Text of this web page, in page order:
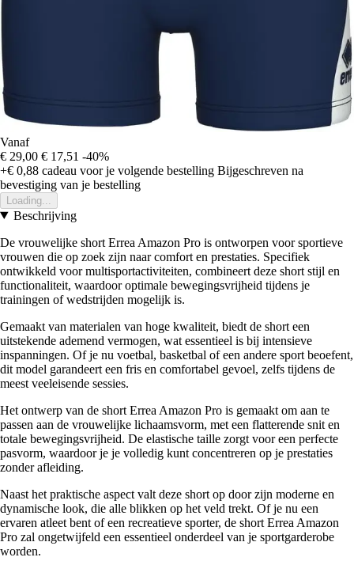
Vanaf
€ 29,00 € 17,51 -40%
+€ 0,88 cadeau voor je volgende bestelling Bijgeschreven na
bevestiging van je bestelling
Loading...
Beschrijving
De vrouwelijke short Errea Amazon Pro is ontworpen voor sportieve
vrouwen die op zoek zijn naar comfort en prestaties. Specifiek
ontwikkeld voor multisportactiviteiten, combineert deze short stijl en
functionaliteit, waardoor optimale bewegingsvrijheid tijdens je
trainingen of wedstrijden mogelijk is.
Gemaakt van materialen van hoge kwaliteit, biedt de short een
uitstekende ademend vermogen, wat essentieel is bij intensieve
inspanningen. Of je nu voetbal, basketbal of een andere sport beoefent,
dit model garandeert een fris en comfortabel gevoel, zelfs tijdens de
meest veeleisende sessies.
Het ontwerp van de short Errea Amazon Pro is gemaakt om aan te
passen aan de vrouwelijke lichaamsvorm, met een flatterende snit en
totale bewegingsvrijheid. De elastische taille zorgt voor een perfecte
pasvorm, waardoor je je volledig kunt concentreren op je prestaties
zonder afleiding.
Naast het praktische aspect valt deze short op door zijn moderne en
dynamische look, die alle blikken op het veld trekt. Of je nu een
ervaren atleet bent of een recreatieve sporter, de short Errea Amazon
Pro zal ongetwijfeld een essentieel onderdeel van je sportgarderobe
worden.